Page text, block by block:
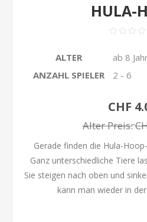
HULA-
ALTER
ab 8
ANZAHL SPIELER
2 - 6
CHF
Alter Preis:
Gerade finden die Hula-
Ganz unterschiedliche Tiere
Sie steigen nach oben und
kann man wieder in